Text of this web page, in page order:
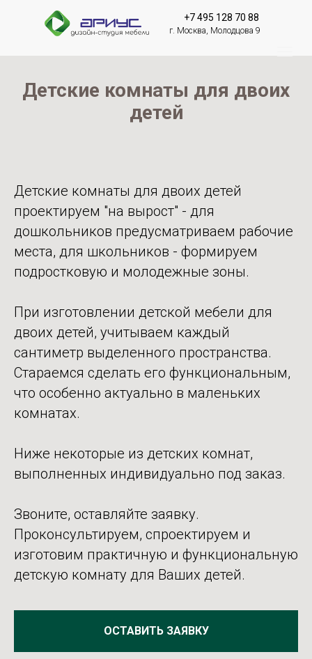
+7 495 128 70 88
г. Москва, Молодцова 9
Детские комнаты для двоих
детей
Детские комнаты для двоих детей
проектируем "на вырост" - для
дошкольников предусматриваем рабочие
места, для школьников - формируем
подростковую и молодежные зоны.
При изготовлении детской мебели для
двоих детей, учитываем каждый
сантиметр выделенного пространства.
Стараемся сделать его функциональным,
что особенно актуально в маленьких
комнатах.
Ниже некоторые из детских комнат,
выполненных индивидуально под заказ.
Звоните, оставляйте заявку.
Проконсультируем, спроектируем и
изготовим практичную и функциональную
детскую комнату для Ваших детей.
ОСТАВИТЬ ЗАЯВКУ